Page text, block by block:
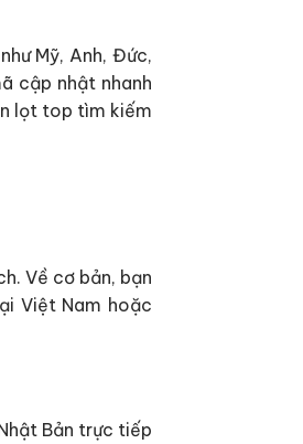
Mỹ, Anh, Đức,
cập nhật nhanh
lọt top tìm kiếm
Về cơ bản, bạn
Việt Nam hoặc
Bản trực tiếp